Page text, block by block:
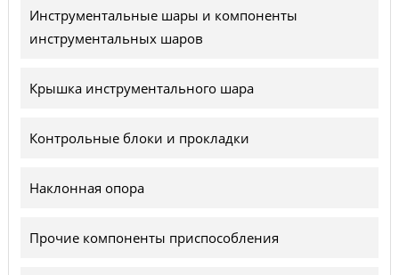
Инструментальные шары и компоненты
инструментальных шаров
Крышка инструментального шара
Контрольные блоки и прокладки
Наклонная опора
Прочие компоненты приспособления